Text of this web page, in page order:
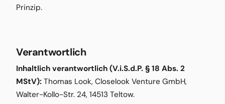
Prinzip.
Verantwortlich
Inhaltlich verantwortlich (V.i.S.d.P. § 18 Abs. 2
MStV): Thomas Look, Closelook Venture GmbH,
Walter-Kollo-Str. 24, 14513 Teltow.